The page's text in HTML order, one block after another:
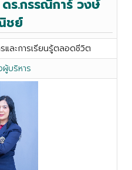
ร.กรรณิการ์ วงษ์
ชย์
และการเรียนรู้ตลอดชีวิต
บริหาร